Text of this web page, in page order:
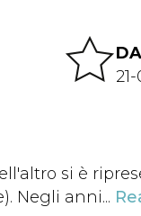
si è
Negli anni...